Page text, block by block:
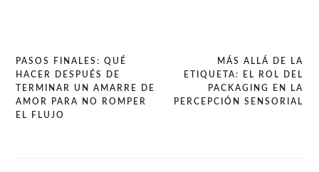
Navegación
de
MÁS ALLÁ DE LA
ETIQUETA: EL ROL DEL
PACKAGING EN LA
PERCEPCIÓN SENSORIAL
PASOS FINALES: QUÉ
HACER DESPUÉS DE
TERMINAR UN AMARRE DE
AMOR PARA NO ROMPER
EL FLUJO